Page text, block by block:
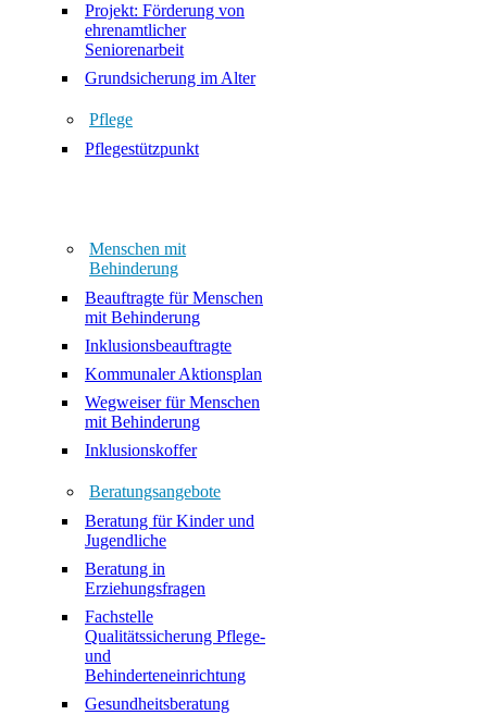
Projekt: Förderung von
ehrenamtlicher
Seniorenarbeit
Grundsicherung im Alter
Pflege
Pflegestützpunkt
Menschen mit
Behinderung
Beauftragte für Menschen
mit Behinderung
Inklusionsbeauftragte
Kommunaler Aktionsplan
Wegweiser für Menschen
mit Behinderung
Inklusionskoffer
Beratungsangebote
Beratung für Kinder und
Jugendliche
Beratung in
Erziehungsfragen
Fachstelle
Qualitätssicherung Pflege-
und
Behinderteneinrichtung
Gesundheitsberatung